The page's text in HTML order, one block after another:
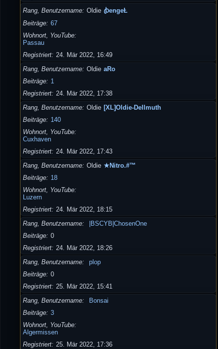
Rang, Benutzername Oldie ꞗengeȽ
Beiträge 67
Wohnort, YouTube
Passau
Registriert 24. Mär 2022, 16:49
Rang, Benutzername Oldie aRo
Beiträge
1
Registriert 24. Mär 2022, 17:38
Rang, Benutzername Oldie [XL]Oldie-Dellmuth
Beiträge
140
Wohnort, YouTube
Cuxhaven
Registriert 24. Mär 2022, 17:43
Rang, Benutzername Oldie ★Nitro.#™
Beiträge
18
Wohnort, YouTube
Luzern
Registriert 24. Mär 2022, 18:15
Rang, Benutzername
|BSCYB|ChosenOne
Beiträge 0
Registriert 24. Mär 2022, 18:26
Rang, Benutzername
plop
Beiträge 0
Registriert 25. Mär 2022, 15:41
Rang, Benutzername
Bonsai
Beiträge 3
Wohnort, YouTube
Algermissen
Registriert 25. Mär 2022, 17:36